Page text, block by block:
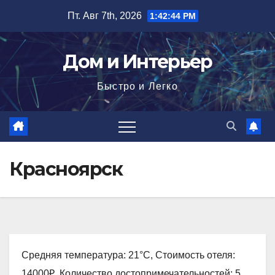
содержимому
Пт. Авг 7th, 2026 1:42:45 PM
Дом и Интерьер
Быстро и Легко
Красноярск
Средняя температура: 21°C, Стоимость отеля: